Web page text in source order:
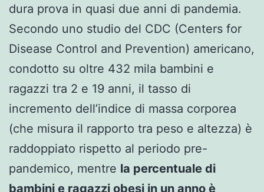
dura prova in quasi due anni di pandemia.
Secondo uno studio del CDC (Centers for
Disease Control and Prevention) americano,
condotto su oltre 432 mila bambini e
ragazzi tra 2 e 19 anni, il tasso di
incremento dell’indice di massa corporea
(che misura il rapporto tra peso e altezza) è
raddoppiato rispetto al periodo pre-
pandemico, mentre la percentuale di
bambini e ragazzi obesi in un anno è